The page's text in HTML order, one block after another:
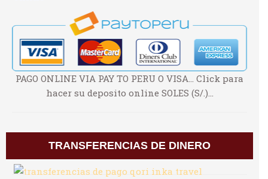
PAGO ONLINE VIA PAY TO PERU O VISA... Click para
hacer su deposito online SOLES (S/.)...
TRANSFERENCIAS DE DINERO